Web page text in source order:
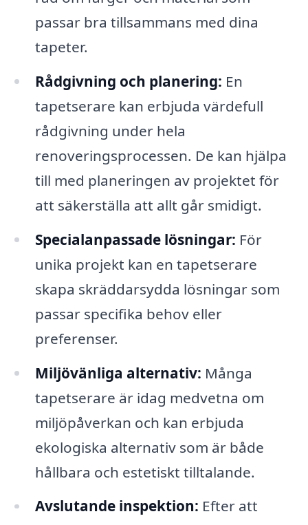
passar bra tillsammans med dina
tapeter.
Rådgivning och planering: En
tapetserare kan erbjuda värdefull
rådgivning under hela
renoveringsprocessen. De kan hjälpa
till med planeringen av projektet för
att säkerställa att allt går smidigt.
Specialanpassade lösningar: För
unika projekt kan en tapetserare
skapa skräddarsydda lösningar som
passar specifika behov eller
preferenser.
Miljövänliga alternativ: Många
tapetserare är idag medvetna om
miljöpåverkan och kan erbjuda
ekologiska alternativ som är både
hållbara och estetiskt tilltalande.
Avslutande inspektion: Efter att